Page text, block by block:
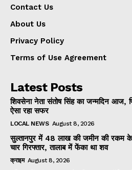
Contact Us
About Us
Privacy Policy
Terms of Use Agreement
Latest Posts
शिवसेना नेता संतोष सिंह का जन्मदिन आज,
ऐसा रहा सफर
LOCAL NEWS August 8, 2026
सुल्तानपुर में 48 लाख की जमीन की रकम के
चार गिरफ्तार, तालाब में फेंका था शव
क्राइम August 8, 2026